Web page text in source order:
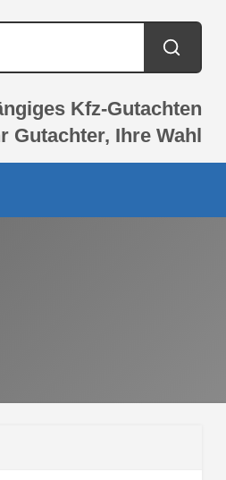
Kfz-Gutachten
Gutachter, Ihre Wahl